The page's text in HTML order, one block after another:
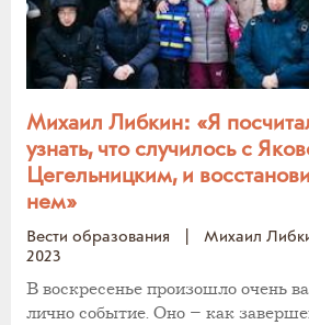
Михаил Либкин: «Я
узнать, что случилось с
Цегельницким, и
нем»
Вести образования Михаил
2023
В воскресенье произошло очень
лично событие. Оно – как